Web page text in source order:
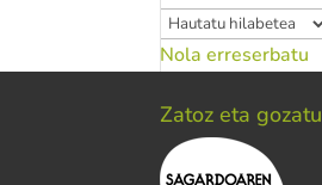
Artxiboak
Nola erreserbatu
Zatoz eta gozatu